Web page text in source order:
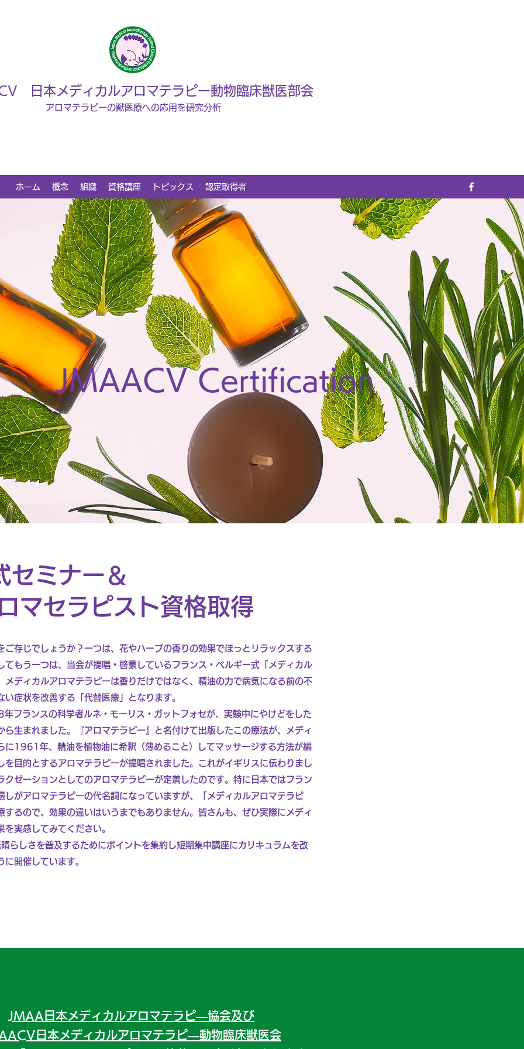
日本メディカルアロマテラピー動物臨床獣医部会
アロマテラピーの獣医療への応用を研究分析
ホーム 概念 組織 資格講座 トピックス 認定取得者
JMAACV Certification
ミナー＆
マセラピスト資格取得
ご存じでしょうか？一つは、花やハーブの香りの効果でほっとリラックスする
てもう一つは、当会が提唱・啓蒙しているフランス・ベルギー式「メディカル
メディカルアロマテラピーは香りだけではなく、精油の力で病気になる前の不
症状を改善する「代替医療」となります。
フランスの科学者ルネ・モーリス・ガットフォセが、実験中にやけどをした
生まれました。『アロマテラピー』と名付けて出版したこの療法が、メディ
に1961年、精油を植物油に希釈（薄めること）してマッサージする方法が編
を目的とするアロマテラピーが提唱されました。これがイギリスに伝わりまし
クゼーションとしてのアロマテラピーが定着したのです。特に日本ではフラン
しがアロマテラピーの代名詞になっていますが、「メディカルアロマテラピ
るので、効果の違いはいうまでもありません。皆さんも、ぜひ実際にメディ
実感してみてください。
らしさを普及するためにポイントを集約し短期集中講座にカリキュラムを改
開催しています。
JMAA日本メディカルアロマテラピ―協会及び
日本メディカルアロマテラピ―動物臨床獣医会